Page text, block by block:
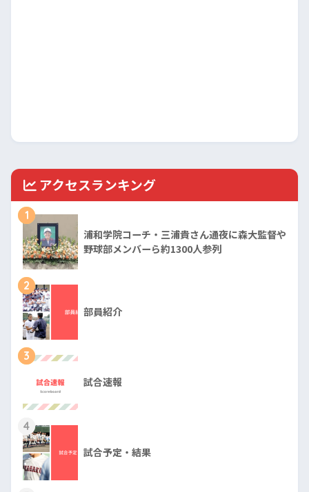
アクセスランキング
1
浦和学院コーチ・三浦貴さん通夜に森大監督や
野球部メンバーら約1300人参列
2
部員紹介
3
試合速報
4
試合予定・結果